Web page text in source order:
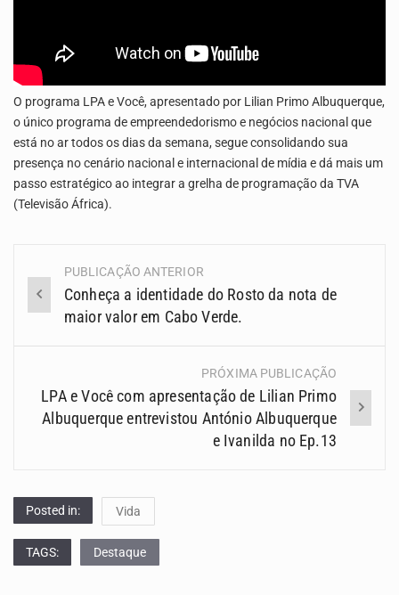
O programa LPA e Você, apresentado por Lilian Primo Albuquerque,
o único programa de empreendedorismo e negócios nacional que
está no ar todos os dias da semana, segue consolidando sua
presença no cenário nacional e internacional de mídia e dá mais um
passo estratégico ao integrar a grelha de programação da TVA
(Televisão África).
Navegação
(Posts)
PUBLICAÇÃO ANTERIOR
Conheça a identidade do Rosto da nota de
maior valor em Cabo Verde.
PRÓXIMA PUBLICAÇÃO
LPA e Você com apresentação de Lilian Primo
Albuquerque entrevistou António Albuquerque
e Ivanilda no Ep.13
Posted in: Vida
TAGS: Destaque